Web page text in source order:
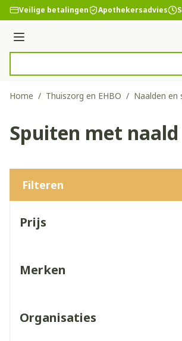
Ga naar de inhoud
Veilige betalingen Apothekersadvies
Menu
Home / Thuiszorg en EHBO / Naalden en
Spuiten met naald
Filteren
Prijs
Merken
Organisaties